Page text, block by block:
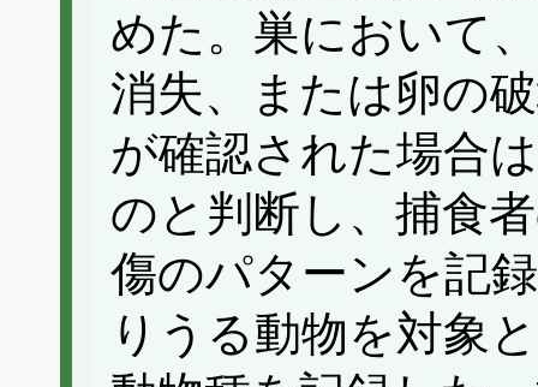
めた。巣において
消失、または卵の
が確認された場合
のと判断し、捕食
傷のパターンを記
りうる動物を対象